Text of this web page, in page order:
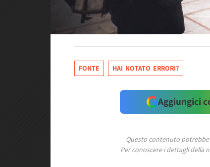
FONTE HAI NOTATO ERRORI?
Aggiungici
Questo contenuto
Per conoscere i dettagli della